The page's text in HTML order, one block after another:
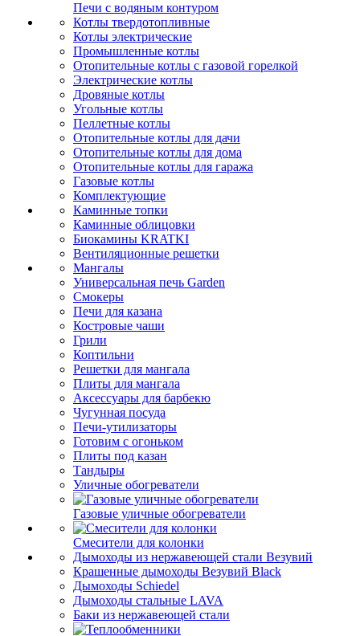
Печи с водяным контуром
Котлы твердотопливные
Котлы электрические
Промышленные котлы
Отопительные котлы с газовой горелкой
Электрические котлы
Дровяные котлы
Угольные котлы
Пеллетные котлы
Отопительные котлы для дачи
Отопительные котлы для дома
Отопительные котлы для гаража
Газовые котлы
Комплектующие
Каминные топки
Каминные облицовки
Биокамины KRATKI
Вентиляционные решетки
Мангалы
Универсальная печь Garden
Смокеры
Печи для казана
Костровые чаши
Грили
Коптильни
Решетки для мангала
Плиты для мангала
Аксессуары для барбекю
Чугунная посуда
Печи-утилизаторы
Готовим с огоньком
Плиты под казан
Тандыры
Уличные обогреватели
Газовые уличные обогреватели
Смесители для колонки
Дымоходы из нержавеющей стали Везувий
Крашенные дымоходы Везувий Black
Дымоходы Schiedel
Дымоходы стальные LAVA
Баки из нержавеющей стали